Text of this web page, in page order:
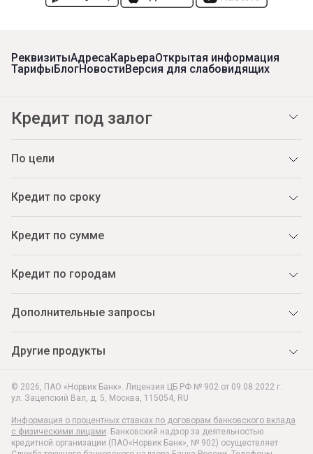
© 2026, ПАО «Норвик Банк». Лицензия ЦБ РФ № 902 от 09.08.2022 г.
ул. Зацепский Вал, д. 5, Москва, 115054, RU
Информация о процентных ставках по договорам банковского вклада
с физическими лицами. Банковский надзор за деятельностью
кредитной организации (ПАО«Норвик Банк», № 902) осуществляет
РеквизитыАдресаКарьераОткрытая информация
ТарифыБлогНовостиВерсия для слабовидящих
Кредит под залог
По цели
Кредит по сроку
Кредит по сумме
Кредит по городам
Дополнительные запросы
Другие продукты